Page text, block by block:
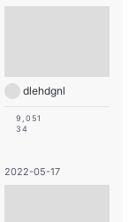
dlehdgnl
9,051
34
2022-05-17